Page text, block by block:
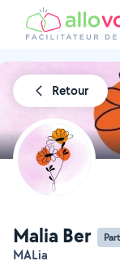
Retour
Malia Ber
MALia